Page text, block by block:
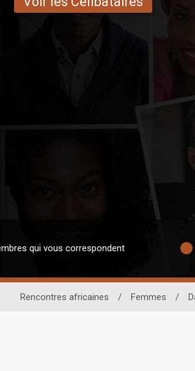
qui vous correspondent
Rencontres africaines / Femmes /